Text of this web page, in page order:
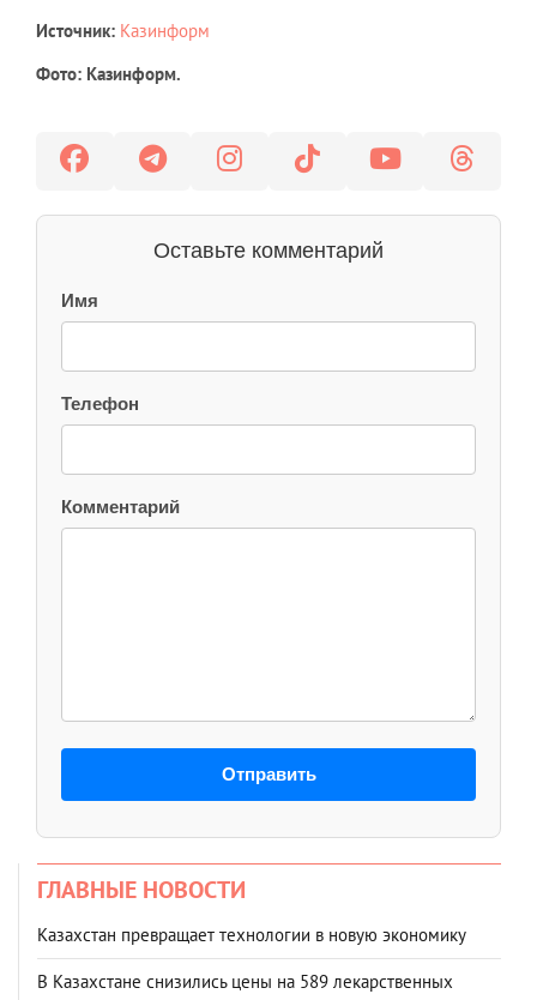
Источник: Казинформ
Фото: Казинформ.
Оставьте комментарий
Имя
Телефон
Комментарий
Отправить
ГЛАВНЫЕ НОВОСТИ
Казахстан превращает технологии в новую экономику
В Казахстане снизились цены на 589 лекарственных